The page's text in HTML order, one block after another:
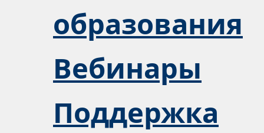
образования
Вебинары
Поддержка